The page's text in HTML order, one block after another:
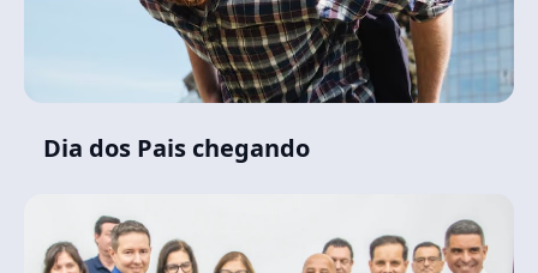
Dia dos Pais chegando